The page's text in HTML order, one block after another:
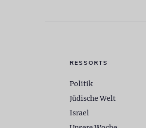
RESSORTS
Politik
Jüdische Welt
Israel